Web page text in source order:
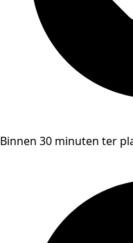
Binnen 30 minuten ter